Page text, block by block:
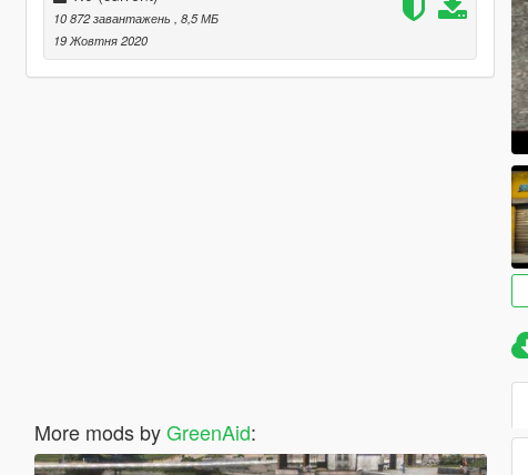
10 872 завантажень
, 8,5 МБ
19 Жовтня 2020
More mods byGreenAid: